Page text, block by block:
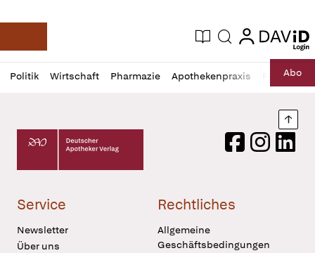
Deutsche Apotheker Zeitung
Aktuelle Ausgabe
Suche login
login
Politik Wirtschaft Pharmazie Apothekenpraxis RechtAbo
Profil
öffnen
Daz
Pur
Deutscher Apotheker Verlag Logo
FacebookInstagram
Service
Newsletter
Über uns
Rechtliches
Allgemeine
Geschäftsbedingungen